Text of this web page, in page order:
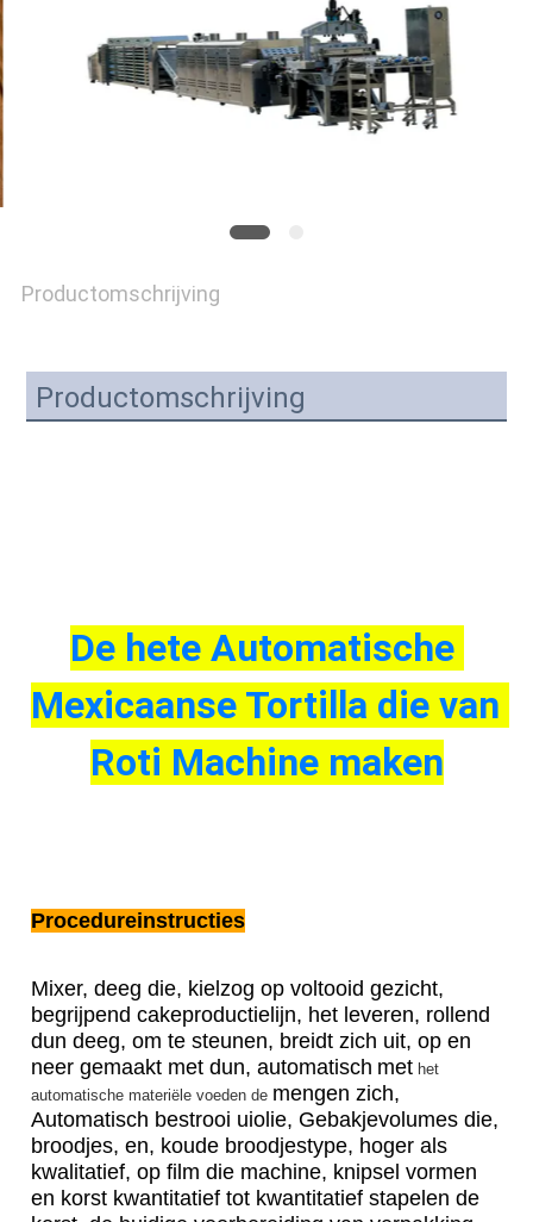
OFFERTE
SITEMAP
PRIVACY
POLICY
Productomschrijving
Productomschrijving
De hete Automatische
Mexicaanse Tortilla die van
Roti Machine maken
Procedureinstructies
Mixer, deeg die, kielzog op voltooid gezicht,
begrijpend cakeproductielijn, het leveren, rollend
dun deeg, om te steunen, breidt zich uit, op en
neer gemaakt met dun, automatisch met het
automatische materiële voeden de mengen zich,
Automatisch bestrooi uiolie, Gebakjevolumes die,
broodjes, en, koude broodjestype, hoger als
kwalitatief, op film die machine, knipsel vormen
en korst kwantitatief tot kwantitatief stapelen de